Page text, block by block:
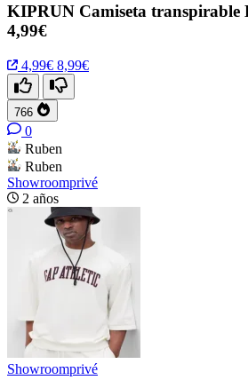
KIPRUN Camiseta
4,99€
4,99€ 8,99€
766
0
Ruben
Ruben
Showroomprivé
2 años
Showroomprivé